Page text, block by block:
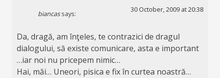
biancas says:
30 October, 2009 at 20:38
Da, dragă, am înţeles, te contrazici de dragul
dialogului, să existe comunicare, asta e important
…iar noi nu pricepem nimic…
Hai, măi… Uneori, pisica e fix în curtea noastră…